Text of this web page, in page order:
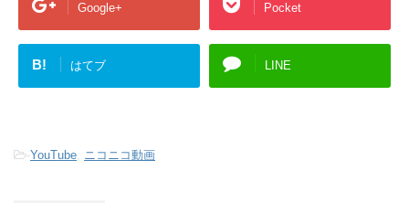
Google+ Pocket
B! はてブ LINE
-YouTube ニコニコ動画